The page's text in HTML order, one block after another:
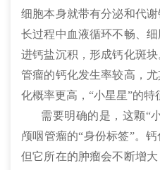
细胞本身就带有分泌和代
长过程中血液循环不畅、
进钙盐沉积，形成钙化斑
管瘤的钙化发生率较高，
化概率更高，“小星星”的特
需要明确的是，这颗“
颅咽管瘤的“身份标签”。
但它所在的肿瘤会不断增